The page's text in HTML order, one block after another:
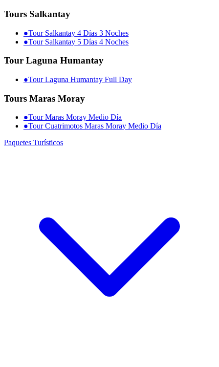
Tours Salkantay
●Tour Salkantay 4 Días 3 Noches
●Tour Salkantay 5 Días 4 Noches
Tour Laguna Humantay
●Tour Laguna Humantay Full Day
Tours Maras Moray
●Tour Maras Moray Medio Día
●Tour Cuatrimotos Maras Moray Medio Día
Paquetes Turísticos